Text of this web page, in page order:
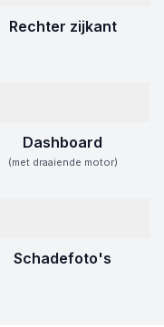
Rechter zijkant
Dashboard
(met draaiende motor)
Schadefoto's